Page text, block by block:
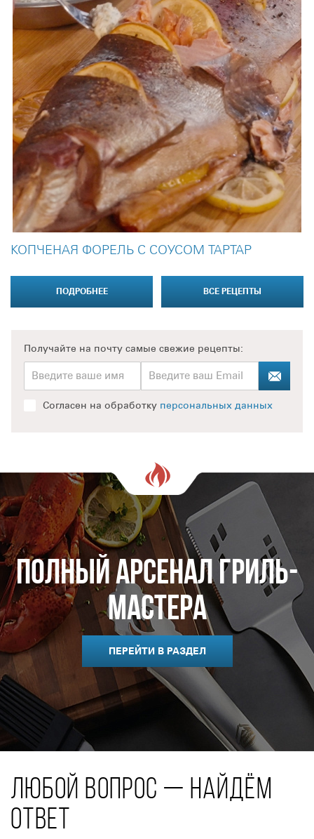
КОПЧЕНАЯ ФОРЕЛЬ С СОУСОМ ТАРТАР
ПОДРОБНЕЕ ВСЕ РЕЦЕПТЫ
Получайте на почту самые свежие рецепты:
Согласен на обработку персональных данных
Полный арсенал гриль-
мастера
ПЕРЕЙТИ В РАЗДЕЛ
ЛЮБОЙ ВОПРОС — НАЙДЁМ
ОТВЕТ